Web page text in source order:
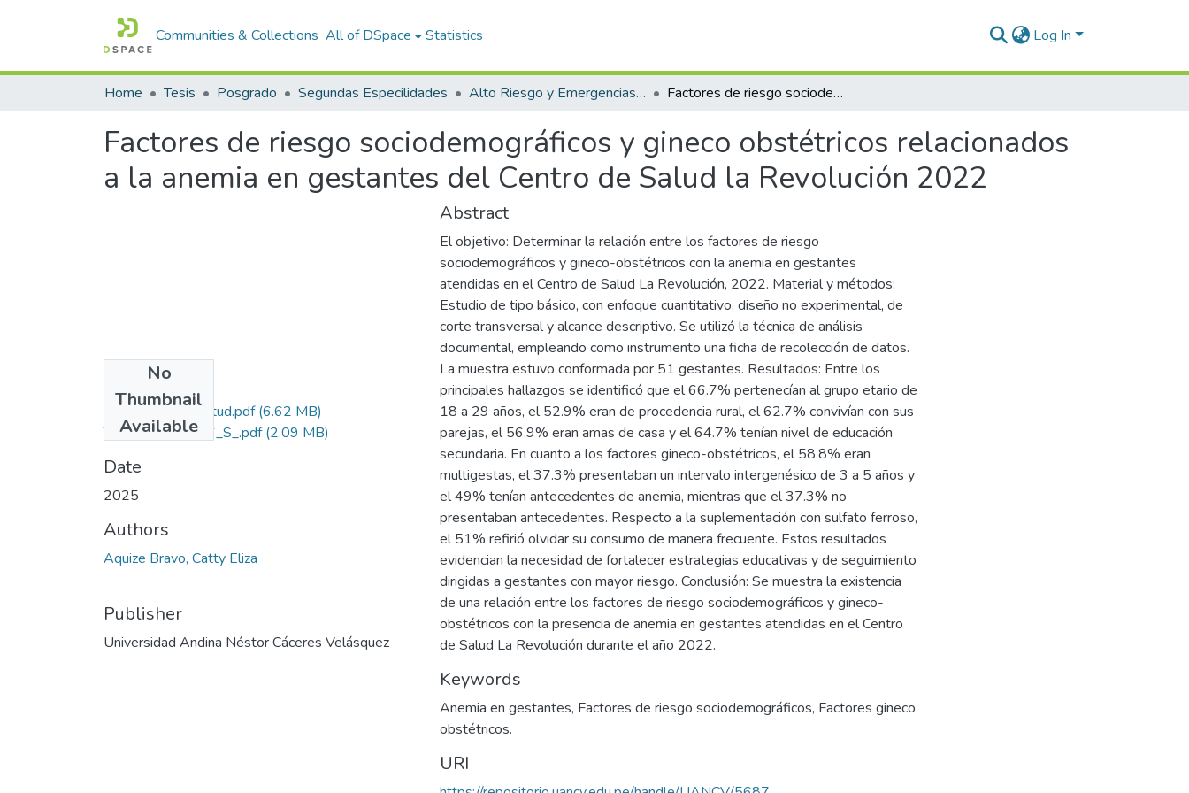
Communities & Collections All of DSpace Statistics Log In
Home Tesis Posgrado Segundas Especilidades Alto Riesgo y Emergencias Obstétricas Factores de riesgo sociodemográficos y gineco obstétricos relacionados a la anemia en gestantes del Centro de Salud la Revolución 2022
Factores de riesgo sociodemográficos y gineco obstétricos relacionados
a la anemia en gestantes del Centro de Salud la Revolución 2022
No
Thumbnail
Available
Grado de Similitud.pdf(6.62 MB)
T036_42569486_S_.pdf(2.09 MB)
Date
2025
Authors
Aquize Bravo, Catty Eliza
Publisher
Universidad Andina Néstor Cáceres Velásquez
Abstract
El objetivo: Determinar la relación entre los factores de riesgo
sociodemográficos y gineco-obstétricos con la anemia en gestantes
atendidas en el Centro de Salud La Revolución, 2022. Material y métodos:
Estudio de tipo básico, con enfoque cuantitativo, diseño no experimental, de
corte transversal y alcance descriptivo. Se utilizó la técnica de análisis
documental, empleando como instrumento una ficha de recolección de datos.
La muestra estuvo conformada por 51 gestantes. Resultados: Entre los
principales hallazgos se identificó que el 66.7% pertenecían al grupo etario de
18 a 29 años, el 52.9% eran de procedencia rural, el 62.7% convivían con sus
parejas, el 56.9% eran amas de casa y el 64.7% tenían nivel de educación
secundaria. En cuanto a los factores gineco-obstétricos, el 58.8% eran
multigestas, el 37.3% presentaban un intervalo intergenésico de 3 a 5 años y
el 49% tenían antecedentes de anemia, mientras que el 37.3% no
presentaban antecedentes. Respecto a la suplementación con sulfato ferroso,
el 51% refirió olvidar su consumo de manera frecuente. Estos resultados
evidencian la necesidad de fortalecer estrategias educativas y de seguimiento
dirigidas a gestantes con mayor riesgo. Conclusión: Se muestra la existencia
de una relación entre los factores de riesgo sociodemográficos y gineco-
obstétricos con la presencia de anemia en gestantes atendidas en el Centro
de Salud La Revolución durante el año 2022.
Keywords
Anemia en gestantes, Factores de riesgo sociodemográficos, Factores gineco
obstétricos.
URI